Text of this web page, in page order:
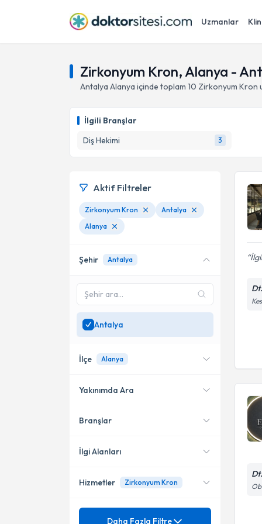
Uzmanlar
Zirkonyum Kron, Alanya -
Antalya Alanya içinde toplam 10 Zirkonyum Kron
İlgili Branşlar
Diş Hekimi
3
Aktif Filtreler
Zirkonyum Kron
Antalya
Alanya
Şehir Antalya
Antalya
İlçe Alanya
Alanya
Kepez
Yakınımda Ara
Konumuma yakın uzmanları
Branşlar
Diş Hekimi
İlgi Alanları
Daimi Diş Kanal Tedavisi
Hizmetler Zirkonyum Kron
Mezuniyet
Daha Fazla Filtre